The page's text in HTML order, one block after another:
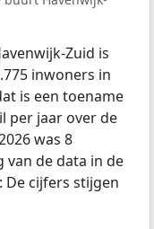
Zuid is
inwoners in
is een toename
per jaar over de
was 8
van de data in de
cijfers stijgen